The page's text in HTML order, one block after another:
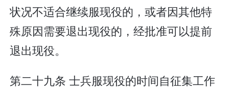
状况不适合继续服现役的，或者因其他特
殊原因需要退出现役的，经批准可以提前
退出现役。
第二十九条 士兵服现役的时间自征集工作